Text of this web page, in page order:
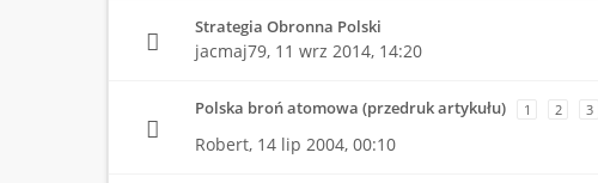
Strategia Obronna Polski
jacmaj79, 11 wrz 2014, 14:20
Polska broń atomowa (przedruk artykułu) 1 2 3
Robert, 14 lip 2004, 00:10